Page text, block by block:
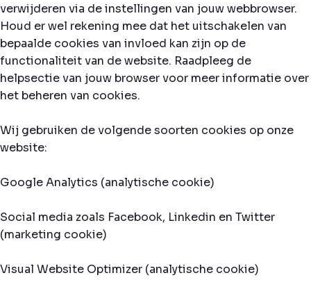
verwijderen via de instellingen van jouw webbrowser.
Houd er wel rekening mee dat het uitschakelen van
bepaalde cookies van invloed kan zijn op de
functionaliteit van de website. Raadpleeg de
helpsectie van jouw browser voor meer informatie over
het beheren van cookies.
Wij gebruiken de volgende soorten cookies op onze
website:
Google Analytics (analytische cookie)
Social media zoals Facebook, Linkedin en Twitter
(marketing cookie)
Visual Website Optimizer (analytische cookie)